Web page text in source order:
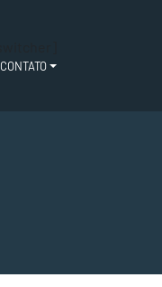
CONTATO